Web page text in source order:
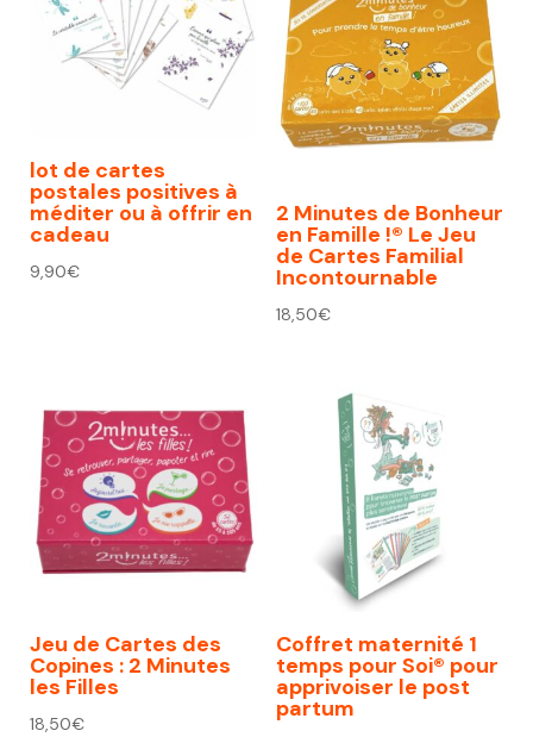
lot de cartes
postales positives à
méditer ou à offrir en
cadeau
9,90€
2 Minutes de Bonheur
en Famille !® Le Jeu
de Cartes Familial
Incontournable
18,50€
Jeu de Cartes des
Copines : 2 Minutes
les Filles
18,50€
Coffret maternité 1
temps pour Soi® pour
apprivoiser le post
partum